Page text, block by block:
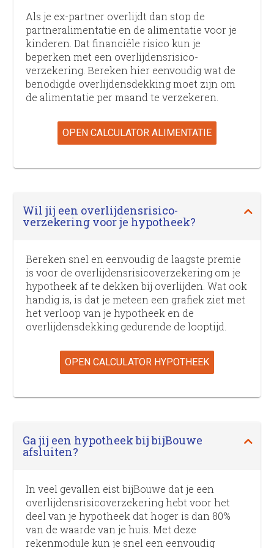
Als je ex-partner overlijdt dan stop de
partneralimentatie en de alimentatie voor je
kinderen. Dat financiële risico kun je
beperken met een overlijdens­risico­
verzekering. Bereken hier eenvoudig wat de
benodigde overlijdensdekking moet zijn om
de alimentatie per maand te verzekeren.
OPEN CALCULATOR ALIMENTATIE
Wil jij een overlijdens­risico­
verzekering voor je hypotheek?
Bereken snel en eenvoudig de laagste premie
is voor de overlijdens­risico­verzekering om je
hypotheek af te dekken bij overlijden. Wat ook
handig is, is dat je meteen een grafiek ziet met
het verloop van je hypotheek en de
overlijdens­dekking gedurende de looptijd.
OPEN CALCULATOR HYPOTHEEK
Ga jij een hypotheek bij bijBouwe
afsluiten?
In veel gevallen eist bijBouwe dat je een
overlijdens­risico­verzekering hebt voor het
deel van je hypotheek dat hoger is dan 80%
van de waarde van je huis. Met deze
rekenmodule kun je snel een eenvoudig